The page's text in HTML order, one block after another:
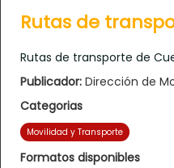
Rutas de
Rutas de transporte de
Publicador: Dirección de
Categorias
Movilidad y Transporte
Formatos disponibles